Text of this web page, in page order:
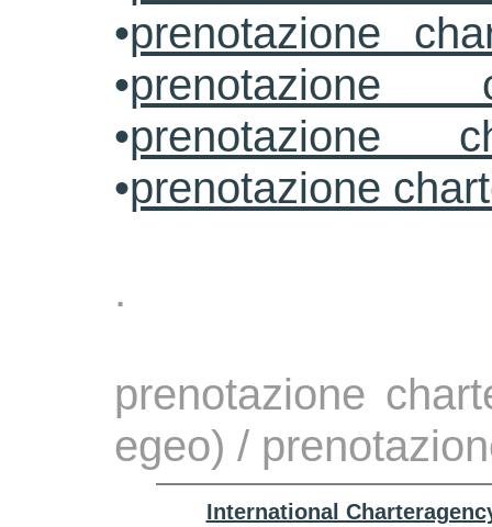
•prenotazione
•prenotazione
•prenotazione
•prenotazione
.
prenotazione
egeo) /
International